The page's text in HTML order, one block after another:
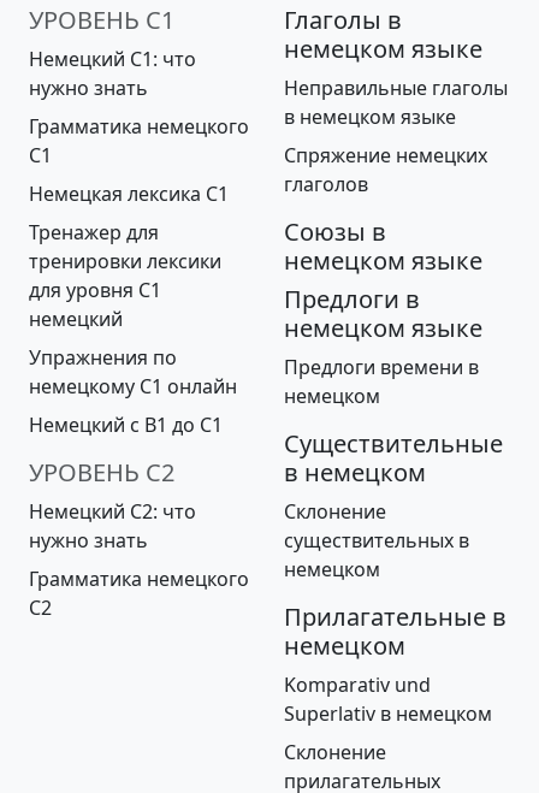
УРОВЕНЬ С1
Немецкий С1: что
нужно знать
Грамматика немецкого
C1
Немецкая лексика C1
Тренажер для
тренировки лексики
для уровня С1
немецкий
Упражнения по
немецкому C1 онлайн
Немецкий с B1 до С1
УРОВЕНЬ С2
Немецкий С2: что
нужно знать
Грамматика немецкого
C2
Глаголы в
немецком языке
Неправильные глаголы
в немецком языке
Спряжение немецких
глаголов
Союзы в
немецком языке
Предлоги в
немецком языке
Предлоги времени в
немецком
Существительные
в немецком
Склонение
существительных в
немецком
Прилагательные в
немецком
Komparativ und
Superlativ в немецком
Cклонение
прилагательных